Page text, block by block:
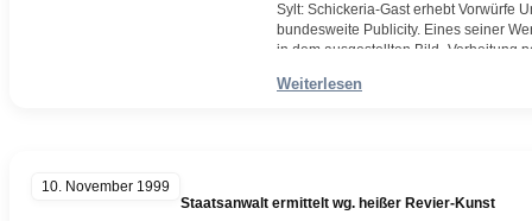
Sylt: Schickeria-Gast erhebt Vorwürfe
bundesweite Publicity. Eines seiner
in dem ausgestellten Bild „Verbeitung
„Sansibar“…
Weiterlesen
10. November 1999
Staatsanwalt ermittelt wg. heißer Revier-Kunst